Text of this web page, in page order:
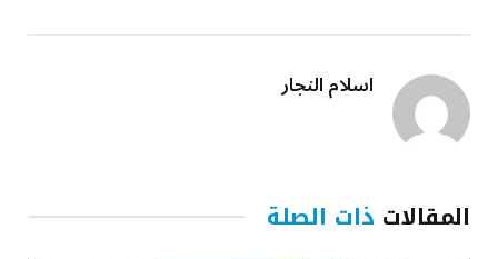
اسلام النجار
المقالات ذات الصلة